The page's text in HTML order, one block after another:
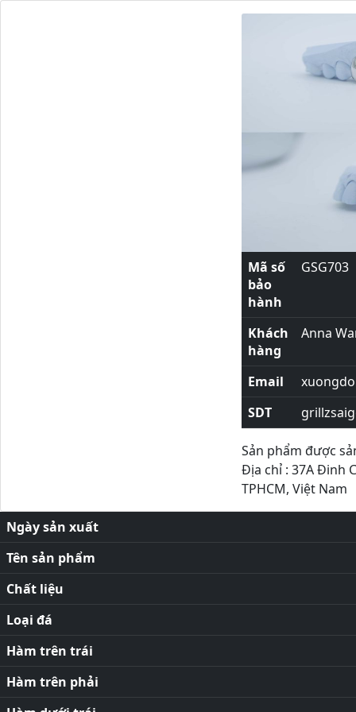
Mã số
bảo
hành
GSG703
Khách
hàng
Anna
Email
SDT
Sản phẩm được
Địa chỉ : 37A Đinh
TPHCM, Việt Nam
Ngày sản xuất
Tên sản phẩm
Chất liệu
Loại đá
Hàm trên trái
Hàm trên phải